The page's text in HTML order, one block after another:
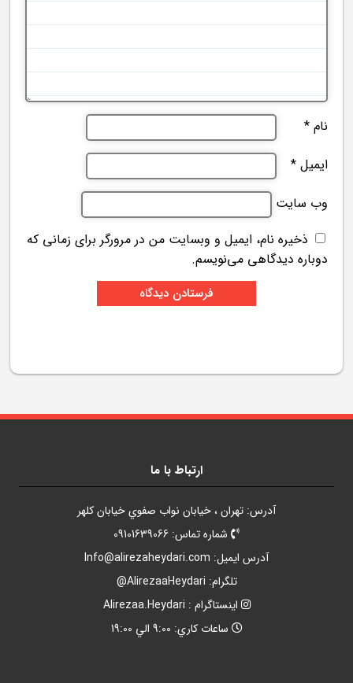
نام *
ایمیل *
وب‌ سایت
ذخیره نام، ایمیل و وبسایت من در مرورگر برای زمانی که
دوباره دیدگاهی می‌نویسم.
ارتباط با ما
آدرس: تهران ، خيابان نواب صفوي خيابان کلهر
شماره تماس: 09101639066
آدرس ايميل: Info@alirezaheydari.com
تلگرام: AlirezaaHeydari@
اينستاگرام : Alirezaa.Heydari
ساعات کاري: 9:00 الي 19:00